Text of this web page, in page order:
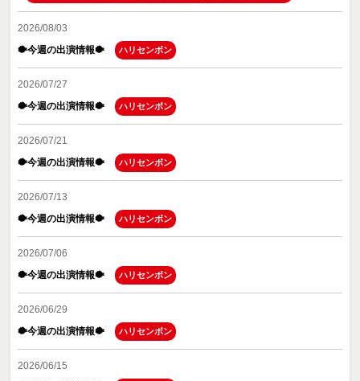
2026/08/03
🐡今週の出演情報🐡
ハリセンボン
2026/07/27
🐡今週の出演情報🐡
ハリセンボン
2026/07/21
🐡今週の出演情報🐡
ハリセンボン
2026/07/13
🐡今週の出演情報🐡
ハリセンボン
2026/07/06
🐡今週の出演情報🐡
ハリセンボン
2026/06/29
🐡今週の出演情報🐡
ハリセンボン
2026/06/15